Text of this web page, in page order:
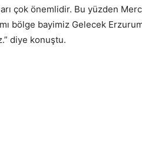
çok önemlidir. Bu yüzden
bölge bayimiz Gelecek
diye konuştu.